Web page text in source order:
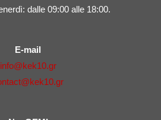
dalle 09:00 alle 18:00.
E-mail
info@kek10.gr